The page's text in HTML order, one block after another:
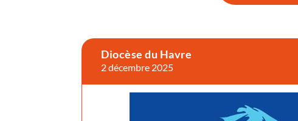
Diocèse du Havre
2 décembre 2025